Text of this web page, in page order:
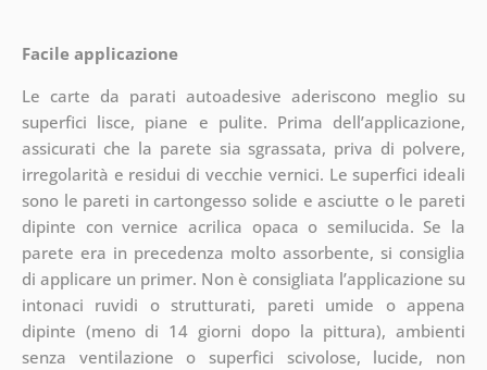
Facile applicazione
Le carte da parati autoadesive aderiscono meglio su
superfici lisce, piane e pulite. Prima dell’applicazione,
assicurati che la parete sia sgrassata, priva di polvere,
irregolarità e residui di vecchie vernici. Le superfici ideali
sono le pareti in cartongesso solide e asciutte o le pareti
dipinte con vernice acrilica opaca o semilucida. Se la
parete era in precedenza molto assorbente, si consiglia
di applicare un primer. Non è consigliata l’applicazione su
intonaci ruvidi o strutturati, pareti umide o appena
dipinte (meno di 14 giorni dopo la pittura), ambienti
senza ventilazione o superfici scivolose, lucide, non